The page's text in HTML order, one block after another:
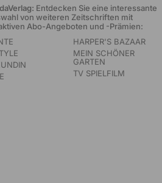
Entdecken Sie eine interessante
von weiteren Zeitschriften mit
Abo-Angeboten und -Prämien:
HARPER'S BAZAAR
MEIN SCHÖNER
GARTEN
TV SPIELFILM